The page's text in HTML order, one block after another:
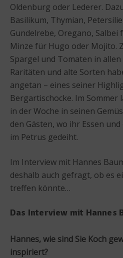
Oldenburg oder Lederer.
Basilikum, Thymian,
Gundelrebe, Oregano,
Minze für Hugo oder Mojito.
Spargel und Tomaten in
Raritäten und alte Sorten
angetan – eines seiner
Bergartischocke. Im Sommer
in der Woche in seinen
den Gästen, wo ihr Essen
im Petrus gedeiht.
Im Interview mit Hannes
deshalb auch gefragt, ob es
treffen könnte…
Das Interview mit Hannes
Hannes, wie sind Sie Koch
inspiriert?